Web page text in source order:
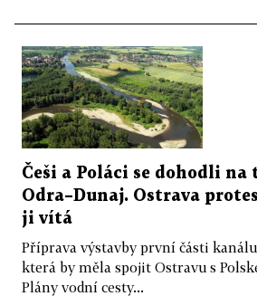
Češi a Poláci se dohodli na
Odra–Dunaj. Ostrava
ji vítá
Příprava výstavby první části
která by měla spojit Ostravu s
Plány vodní cesty...